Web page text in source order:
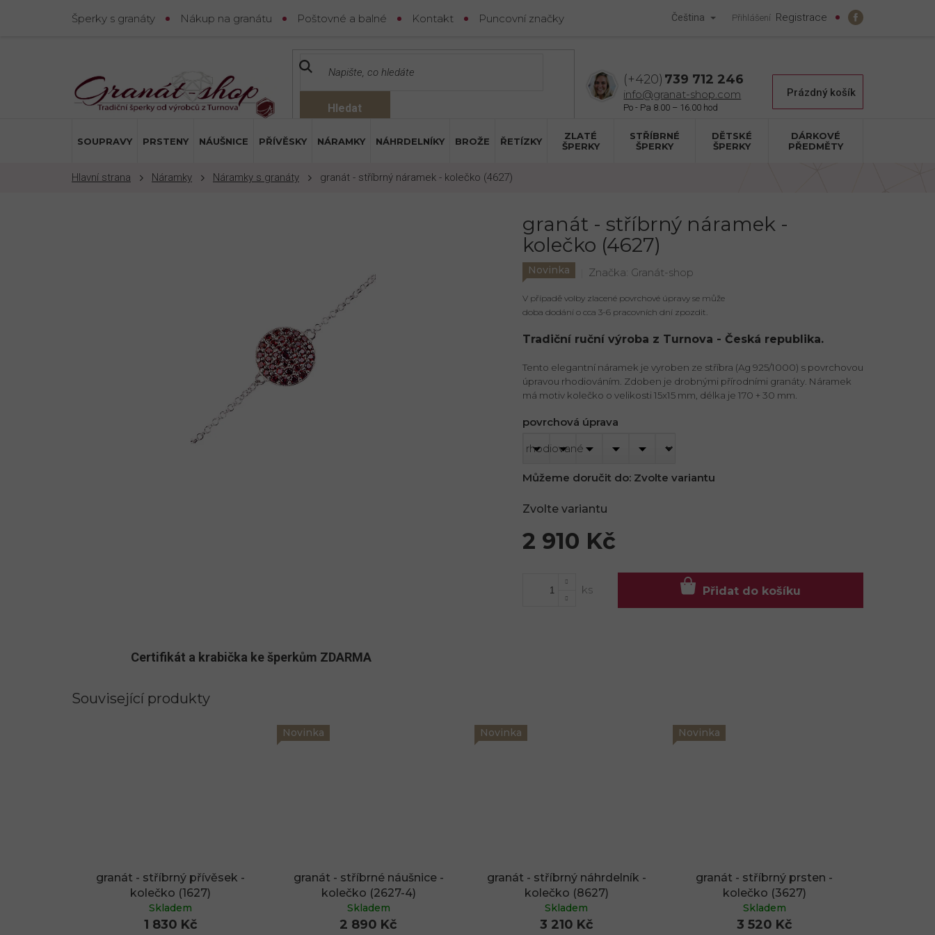
Šperky s granáty Nákup na granátu Poštovné a balné Kontakt Puncovní značky Čeština Přihlášení Registrace
Hledat
739 712 246
info@granat-shop.com Nákupní
Prázdný košík
SOUPRAVY PRSTENY NÁUŠNICE PŘÍVĚSKY NÁRAMKY NÁHRDELNÍKY BROŽE ŘETÍZKY
ZLATÉ
ŠPERKY
STŘÍBRNÉ
ŠPERKY
DĚTSKÉ
ŠPERKY
DÁRKOVÉ
PŘEDMĚTY
Náramky Náramky s granáty granát - stříbrný náramek - kolečko (4627)
granát - stříbrný náramek -
kolečko (4627)
Novinka Značka: Granát-shop
2 910 Kč
Zvolte variantu
povrchová úprava
Můžeme doručit do: Zvolte variantu
Přidat do košíku
V případě volby zlacené povrchové úpravy se může
doba dodání o cca 3-6 pracovních dní zpozdit.
Tradiční ruční výroba z Turnova - Česká republika.
Tento elegantní náramek je vyroben ze stříbra (Ag 925/1000) s povrchovou
úpravou rhodiováním. Zdoben je drobnými přírodními granáty. Náramek
má motiv kolečko o velikosti 15x15 mm, délka je 170 + 30 mm.
Certifikát a krabička ke šperkům ZDARMA
Související produkty
granát - stříbrný přívěsek -
kolečko (1627)
Skladem
1 830 Kč
Novinka
granát - stříbrné náušnice -
kolečko (2627-4)
Skladem
2 890 Kč
Novinka
granát - stříbrný náhrdelník -
kolečko (8627)
Skladem
3 210 Kč
Novinka
granát - stříbrný prsten -
kolečko (3627)
Skladem
3 520 Kč